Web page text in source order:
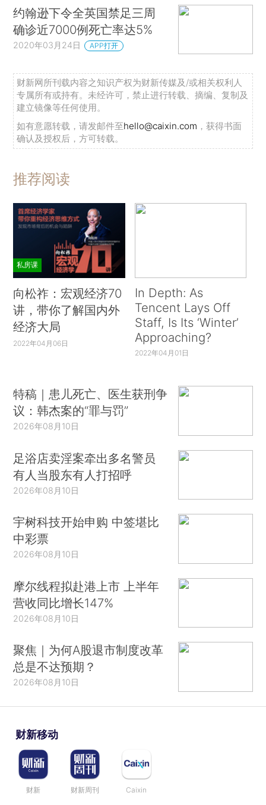
约翰逊下令全英国禁足三周
确诊近7000例死亡率达5%
2020年03月24日 APP打开
财新网所刊载内容之知识产权为财新传媒及/或相关权利人
专属所有或持有。未经许可，禁止进行转载、摘编、复制及
建立镜像等任何使用。
如有意愿转载，请发邮件至hello@caixin.com ，获得书面
确认及授权后，方可转载。
推荐阅读
私房课
向松祚：宏观经济70
讲，带你了解国内外
经济大局
2022年04月06日
In Depth: As
Tencent Lays Off
Staff, Is Its ‘Winter’
Approaching?
2022年04月01日
特稿｜患儿死亡、医生获刑争
议：韩杰案的“罪与罚”
2026年08月10日
足浴店卖淫案牵出多名警员
有人当股东有人打招呼
2026年08月10日
宇树科技开始申购 中签堪比
中彩票
2026年08月10日
摩尔线程拟赴港上市 上半年
营收同比增长147%
2026年08月10日
聚焦｜为何A股退市制度改革
总是不达预期？
2026年08月10日
财新移动
财新 财新周刊 Caixin